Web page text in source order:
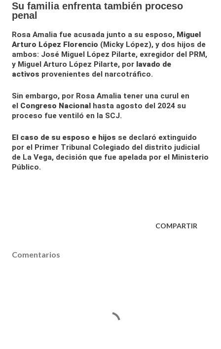
Su familia enfrenta también proceso
penal
Rosa Amalia fue acusada junto a su esposo, Miguel
Arturo López Florencio (Micky López), y dos hijos de
ambos: José Miguel López Pilarte, exregidor del PRM,
y Miguel Arturo López Pilarte, por lavado de
activos provenientes del narcotráfico.
Sin embargo, por Rosa Amalia tener una curul en
el Congreso Nacional
hasta agosto del 2024 su
proceso fue ventiló en la SCJ.
El caso de su esposo e hijos se declaró extinguido
por el Primer Tribunal Colegiado del distrito judicial
de La Vega, decisión que fue apelada por el Ministerio
Público.
COMPARTIR
Comentarios